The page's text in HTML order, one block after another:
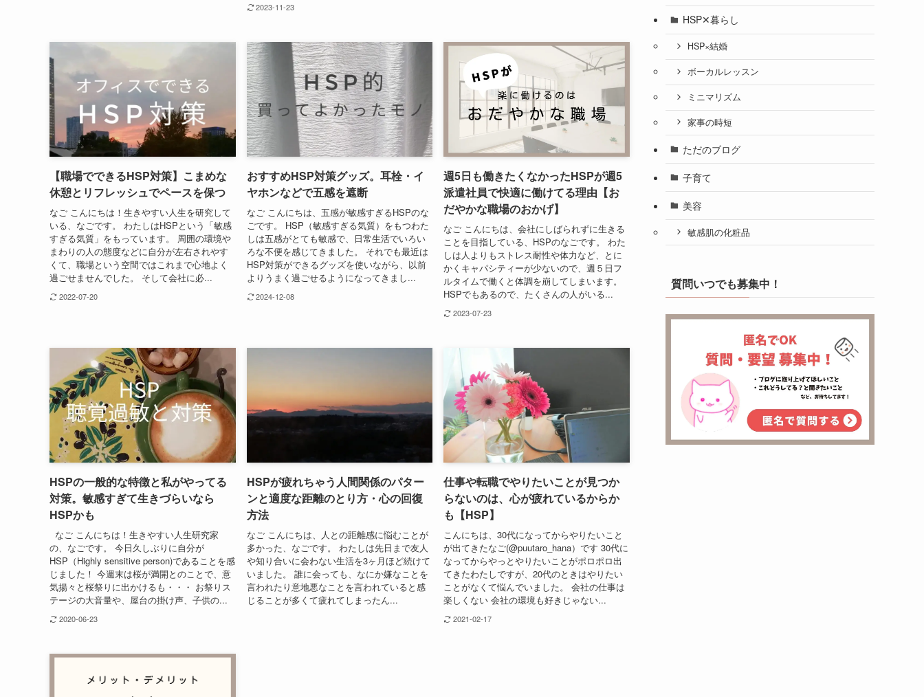
2023-11-23
【職場でできるHSP対策】こまめな
休憩とリフレッシュでペースを保つ
なご こんにちは！生きやすい人生を研究して
いる、なごです。 わたしはHSPという「敏感
すぎる気質」をもっています。 周囲の環境や
まわりの人の態度などに自分が左右されやす
くて、職場という空間ではこれまで心地よく
過ごせませんでした。 そして会社に必...
2022-07-20
おすすめHSP対策グッズ。耳栓・イ
ヤホンなどで五感を遮断
なご こんにちは、五感が敏感すぎるHSPのな
ごです。 HSP（敏感すぎる気質）をもつわた
しは五感がとても敏感で、日常生活でいろい
ろな不便を感じてきました。 それでも最近は
HSP対策ができるグッズを使いながら、以前
よりうまく過ごせるようになってきまし...
2024-12-08
週5日も働きたくなかったHSPが週5
派遣社員で快適に働けてる理由【お
だやかな職場のおかげ】
なご こんにちは、会社にしばられずに生きる
ことを目指している、HSPのなごです。 わた
しは人よりもストレス耐性や体力など、とに
かくキャパシティーが少ないので、週５日フ
ルタイムで働くと体調を崩してしまいます。
HSPでもあるので、たくさんの人がいる...
2023-07-23
HSPの一般的な特徴と私がやってる
対策。敏感すぎて生きづらいなら
HSPかも
なご こんにちは！生きやすい人生研究家
の、なごです。 今日久しぶりに自分が
HSP（Highly sensitive person)であることを感
じました！ 今週末は桜が満開とのことで、意
気揚々と桜祭りに出かけるも・・・ お祭りス
テージの大音量や、屋台の掛け声、子供の...
2020-06-23
HSPが疲れちゃう人間関係のパター
ンと適度な距離のとり方・心の回復
方法
なご こんにちは、人との距離感に悩むことが
多かった、なごです。 わたしは先日まで友人
や知り合いに会わない生活を3ヶ月ほど続けて
いました。 誰に会っても、なにか嫌なことを
言われたり意地悪なことを言われていると感
じることが多くて疲れてしまったん...
仕事や転職でやりたいことが見つか
らないのは、心が疲れているからか
も【HSP】
こんにちは、30代になってからやりたいこと
が出てきたなご(@puutaro_hana）です 30代に
なってからやっとやりたいことがポロポロ出
てきたわたしですが、20代のときはやりたい
ことがなくて悩んでいました。 会社の仕事は
楽しくない 会社の環境も好きじゃない...
2021-02-17
HSP✕暮らし
HSP×結婚
ボーカルレッスン
ミニマリズム
家事の時短
ただのブログ
子育て
美容
敏感肌の化粧品
質問いつでも募集中！